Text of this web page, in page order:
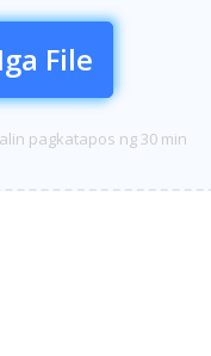
File
pagkatapos ng 30 min